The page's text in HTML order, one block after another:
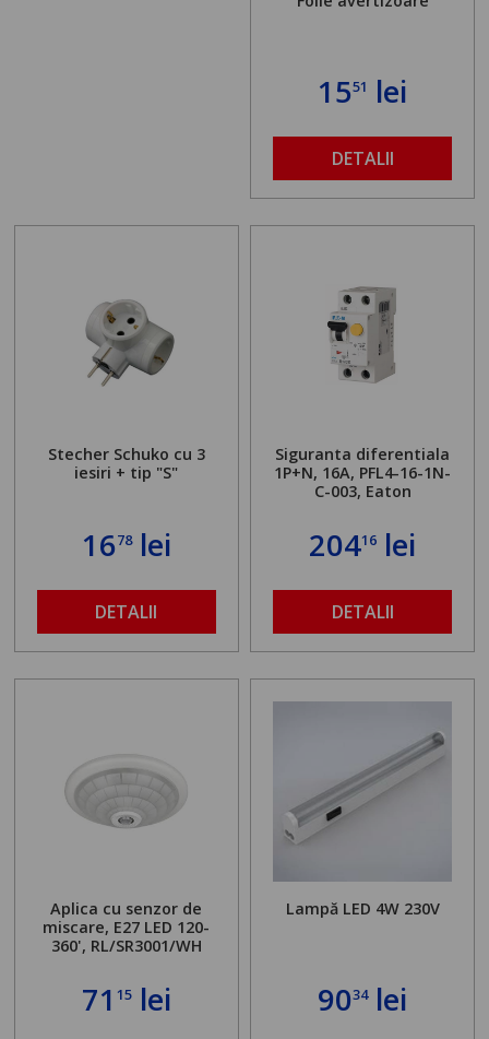
1551 lei
DETALII
Stecher Schuko cu 3
iesiri + tip "S"
1678lei
DETALII
Siguranta diferentiala
1P+N, 16A, PFL4-16-1N-
C-003, Eaton
20416 lei
DETALII
Aplica cu senzor de
miscare, E27 LED 120-
360', RL/SR3001/WH
71 15lei
Lampă LED 4W 230V
9034lei